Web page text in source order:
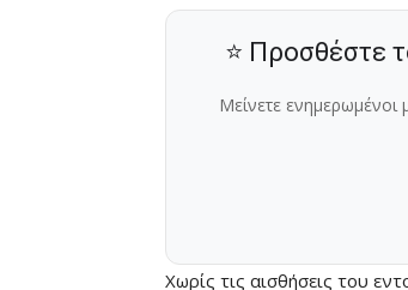
⭐ Προσθέστε
Μείνετε ενημερωμένοι
Χωρίς τις αισθήσεις του